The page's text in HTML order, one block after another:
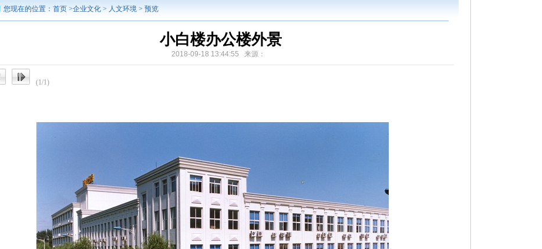
您现在的位置： 首页 >企业文化 > 人文环境 > 预览
小白楼办公楼外景
2018-09-18 13:44:55 来源：
(1/1)